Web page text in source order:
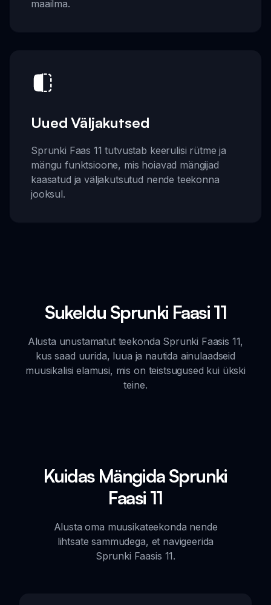
maailma.
Uued Väljakutsed
Sprunki Faas 11 tutvustab keerulisi rütme ja
mängu funktsioone, mis hoiavad mängijad
kaasatud ja väljakutsutud nende teekonna
jooksul.
Sukeldu Sprunki Faasi 11
Alusta unustamatut teekonda Sprunki Faasis 11,
kus saad uurida, luua ja nautida ainulaadseid
muusikalisi elamusi, mis on teistsugused kui ükski
teine.
Kuidas Mängida Sprunki
Faasi 11
Alusta oma muusikateekonda nende
lihtsate sammudega, et navigeerida
Sprunki Faasis 11.